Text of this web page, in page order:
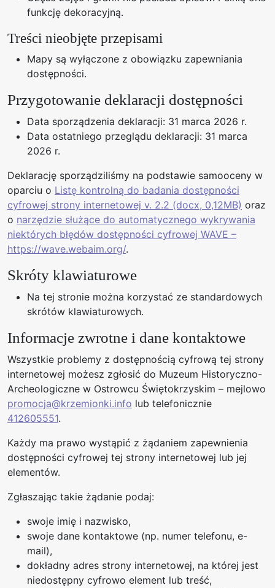
funkcję dekoracyjną.
Treści nieobjęte przepisami
Mapy są wyłączone z obowiązku zapewniania
dostępności.
Przygotowanie deklaracji dostępności
Data sporządzenia deklaracji: 31 marca 2026 r.
Data ostatniego przeglądu deklaracji: 31 marca
2026 r.
Deklarację sporządziliśmy na podstawie samooceny w
oparciu o Listę kontrolną do badania dostępności
cyfrowej strony internetowej v. 2.2 (docx, 0,12MB) oraz
o narzędzie służące do automatycznego wykrywania
niektórych błędów dostępności cyfrowej WAVE –
https://wave.webaim.org/.
Skróty klawiaturowe
Na tej stronie można korzystać ze standardowych
skrótów klawiaturowych.
Informacje zwrotne i dane kontaktowe
Wszystkie problemy z dostępnością cyfrową tej strony
internetowej możesz zgłosić do Muzeum Historyczno-
Archeologiczne w Ostrowcu Świętokrzyskim – mejlowo
promocja@krzemionki.info lub telefonicznie
412605551.
Każdy ma prawo wystąpić z żądaniem zapewnienia
dostępności cyfrowej tej strony internetowej lub jej
elementów.
Zgłaszając takie żądanie podaj:
swoje imię i nazwisko,
swoje dane kontaktowe (np. numer telefonu, e-
mail),
dokładny adres strony internetowej, na której jest
niedostępny cyfrowo element lub treść,